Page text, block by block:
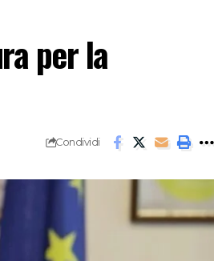
per la
Condividi